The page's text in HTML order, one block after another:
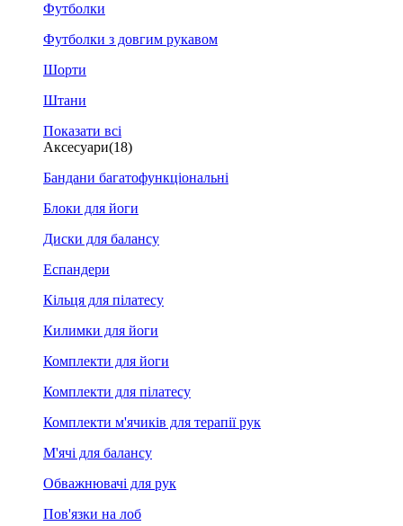
Футболки
Футболки з довгим рукавом
Шорти
Штани
Показати всі
Аксесуари(18)
Бандани багатофункціональні
Блоки для йоги
Диски для балансу
Еспандери
Кільця для пілатесу
Килимки для йоги
Комплекти для йоги
Комплекти для пілатесу
Комплекти м'ячиків для терапії рук
М'ячі для балансу
Обважнювачі для рук
Пов'язки на лоб